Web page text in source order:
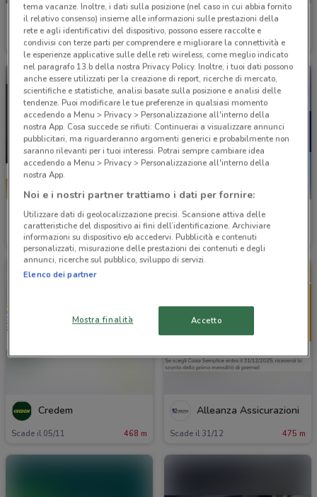
UniCredit
Scade il 31/08 319 m
Poste Italiane
Scade il 06/10 323 m
Cofidis
Scade il 28/01 375 m
Deutsche Bank
Scade il 31/08
Credem
Scade il 05/11 468 m
Alleanza Assicurazioni
Scade il 31/12 475 m
tema vacanze. Inoltre, i dati sulla posizione (nel caso in cui abbia fornito
il relativo consenso) insieme alle informazioni sulle prestazioni della
rete e agli identificativi del dispositivo, possono essere raccolte e
condivisi con terze parti per comprendere e migliorare la connettività e
le esperienze applicative sulle delle reti wireless, come meglio indicato
nel paragrafo 13.b della nostra Privacy Policy. Inoltre, i tuoi dati possono
anche essere utilizzati per la creazione di report, ricerche di mercato,
scientifiche e statistiche, analisi basate sulla posizione e analisi delle
tendenze. Puoi modificare le tue preferenze in qualsiasi momento
accedendo a Menu > Privacy > Personalizzazione all'interno della
nostra App. Cosa succede se rifiuti: Continuerai a visualizzare annunci
pubblicitari, ma riguarderanno argomenti generici e probabilmente non
saranno rilevanti per i tuoi interessi. Potrai sempre cambiare idea
accedendo a Menu > Privacy > Personalizzazione all'interno della
nostra App.
Noi e i nostri partner trattiamo i dati per fornire:
Utilizzare dati di geolocalizzazione precisi. Scansione attiva delle
caratteristiche del dispositivo ai fini dell’identificazione. Archiviare
informazioni su dispositivo e/o accedervi. Pubblicità e contenuti
personalizzati, misurazione delle prestazioni dei contenuti e degli
annunci, ricerche sul pubblico, sviluppo di servizi.
Elenco dei partner
Mostra finalità Accetto